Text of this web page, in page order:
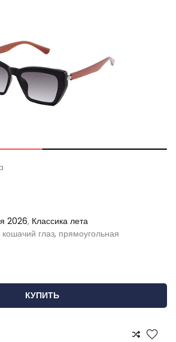
2026, Классика лета
кошачий глаз, прямоугольная
КУПИТЬ